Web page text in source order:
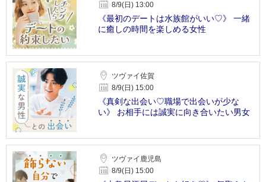
8/9(日) 13:00
《最初のデートは水族館がいい♡》 一緒
に癒しの時間を楽しめる女性
ツヴァイ佐賀
8/9(日) 15:00
《真剣な出会い♡職場で出会いが少な
い》 お相手には誠実に向き合いたい男女
ツヴァイ鹿児島
8/9(日) 15:00